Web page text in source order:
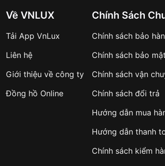
Về VNLUX
Tải App VnLux
Liên hệ
Giới thiệu về công ty
Đồng hồ Online
Chính Sách
Chính sách bảo
Chính sách bảo mật
Chính sách vận
Chính sách đổi trả
Hướng dẫn mua
Hướng dẫn thanh
Chính sách kiểm